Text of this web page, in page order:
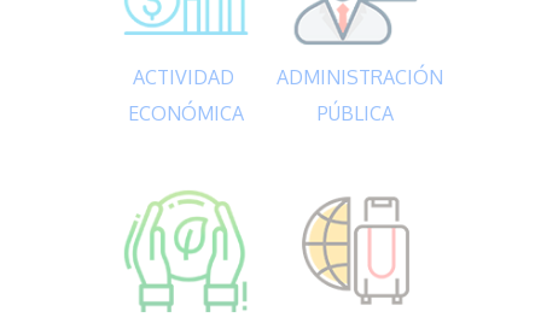
ACTIVIDAD
ECONÓMICA
ADMINISTRACIÓN
PÚBLICA